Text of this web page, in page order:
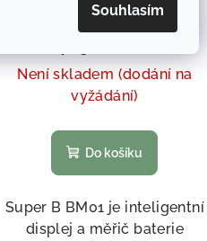
Souhlasím
4 009,92 Kč bez DPH
Není skladem (dodání na
vyžádání)
Do košíku
Super B BM01 je inteligentní
displej a měřič baterie